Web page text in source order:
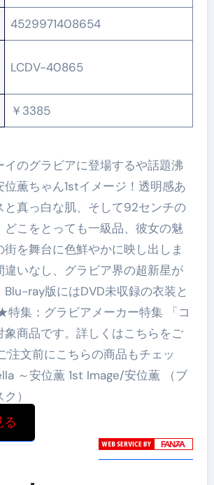
4529971408654
LCDV-40865
￥3385
イのグラビアに登場するや話題沸
位薫ちゃん1stイメージ！透明感あ
と真っ白な肌、そして92センチの
どこをとっても一級品、彼女の魅
街を舞台に色鮮やかに映し出しま
違いなし、グラビア界の超新星が
Blu-ray版にはDVD未収録の衣装と
特集：グラビアメーカー特集 「コ
象商品です。詳しくはこちらをご
注文前にこちらの商品もチェッ
～安位薫 1st Image/安位薫 （ブ
）
る